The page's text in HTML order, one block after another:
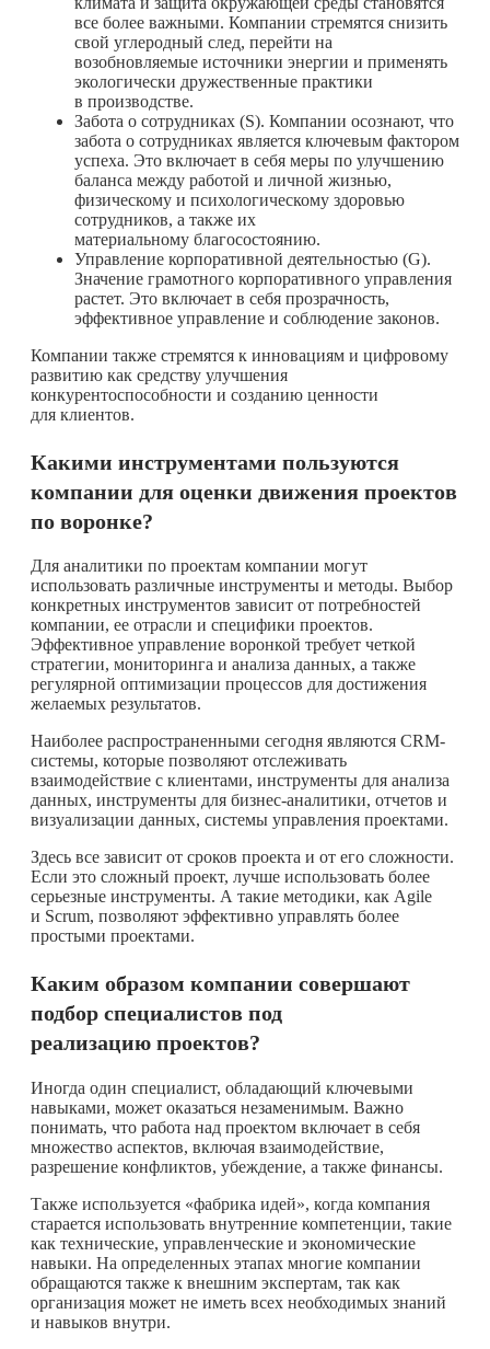
все более важными. Компании стремятся снизить
свой углеродный след, перейти на
возобновляемые источники энергии и применять
экологически дружественные практики
в производстве.
Забота о сотрудникаx (S). Компании осознают, что
забота о сотрудниках является ключевым фактором
успеха. Это включает в себя меры по улучшению
баланса между работой и личной жизнью,
физическому и психологическому здоровью
сотрудников, а также их
материальному благосостоянию.
Управление корпоративной деятельностью (G).
Значение грамотного корпоративного управления
растет. Это включает в себя прозрачность,
эффективное управление и соблюдение законов.
Компании также стремятся к инновациям и цифровому
развитию как средству улучшения
конкурентоспособности и созданию ценности
для клиентов.
Какими инструментами пользуются
компании для оценки движения проектов
по воронке?
Для аналитики по проектам компании могут
использовать различные инструменты и методы. Выбор
конкретных инструментов зависит от потребностей
компании, ее отрасли и специфики проектов.
Эффективное управление воронкой требует четкой
стратегии, мониторинга и анализа данных, а также
регулярной оптимизации процессов для достижения
желаемых результатов.
Наиболее распространенными сегодня являются CRM-
системы, которые позволяют отслеживать
взаимодействие с клиентами, инструменты для анализа
данных, инструменты для бизнес-аналитики, отчетов и
визуализации данных, системы управления проектами.
Здесь все зависит от сроков проекта и от его сложности.
Если это сложный проект, лучше использовать более
серьезные инструменты. А такие методики, как Agile
и Scrum, позволяют эффективно управлять более
простыми проектами.
Каким образом компании совершают
подбор специалистов под
реализацию проектов?
Иногда один специалист, обладающий ключевыми
навыками, может оказаться незаменимым. Важно
понимать, что работа над проектом включает в себя
множество аспектов, включая взаимодействие,
разрешение конфликтов, убеждение, а также финансы.
Также используется «фабрика идей», когда компания
старается использовать внутренние компетенции, такие
как технические, управленческие и экономические
навыки. На определенных этапах многие компании
обращаются также к внешним экспертам, так как
организация может не иметь всех необходимых знаний
и навыков внутри.